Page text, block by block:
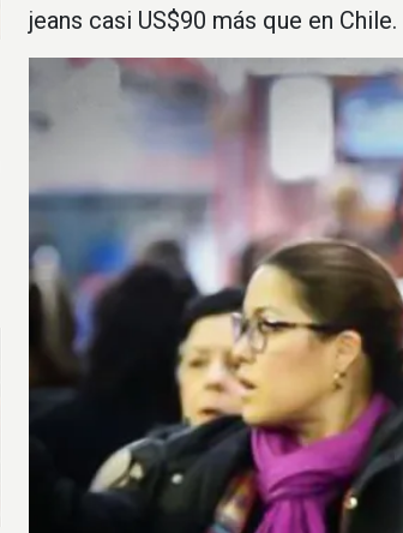
jeans casi US$90 más que en Chile.